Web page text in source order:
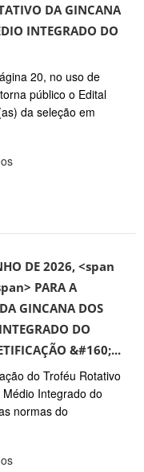
DA GINCANA
INTEGRADO DO
20, no uso de
público o Edital
da seleção em
DE 2026, <span
PARA A
GINCANA DOS
DO
&#160;...
do Troféu Rotativo
Integrado do
normas do